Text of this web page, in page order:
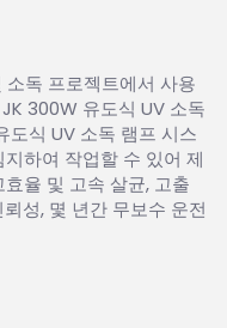
독 프로젝트에서 사용
300W 유도식 UV 소독
도식 UV 소독 램프 시스
하여 작업할 수 있어 제
율 및 고속 살균, 고출
성, 몇 년간 무보수 운전